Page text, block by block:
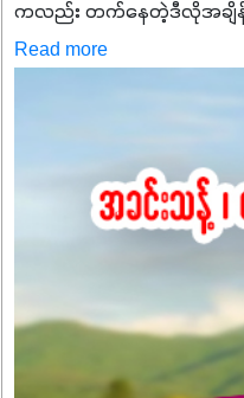
ကလည်း တက်နေတဲ့ဒီလိုအချိန်မှာ
✔️ဒါကြောင့် ကိုယ်သုံးသမျှ
Read more